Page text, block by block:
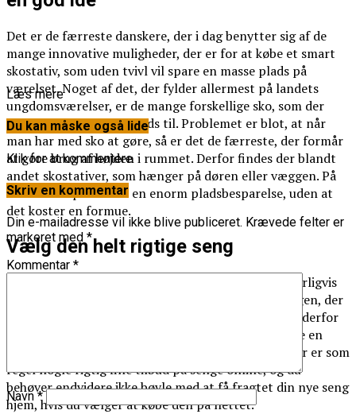
Det er de færreste danskere, der i dag benytter sig af de
mange innovative muligheder, der er for at købe et smart
skostativ, som uden tvivl vil spare en masse plads på
værelset. Noget af det, der fylder allermest på landets
ungdomsværelser, er de mange forskellige sko, som der
naturligvis skal være plads til. Problemet er blot, at når
man har med sko at gøre, så er det de færreste, der formår
at gøre brug af højden i rummet. Derfor findes der blandt
andet skostativer, som hænger på døren eller væggen. På
den måde opnår man en enorm pladsbesparelse, uden at
det koster en formue.
Vælg den helt rigtige seng
Det mest essentielle på et ungdomsværelse er naturligvis
den seng, som dit barn sover i. Det er dog også sengen, der
som regel fylder mest på et værelse. Fylder sengen derfor
for meget på nuværende tidspunkt, så kan det være en
ud. Der er som
regel nogle rigtig fine tilbud på senge online, og du
behøver endvidere ikke bøvle med at få fragtet din nye seng
hjem, hvis du vælger at købe den på nettet.
Læs mere
Du kan måske også lide
Klik for at kommentere
Skriv en kommentar
Din e-mailadresse vil ikke blive publiceret. Krævede felter er
markeret med *
Kommentar *
Navn*